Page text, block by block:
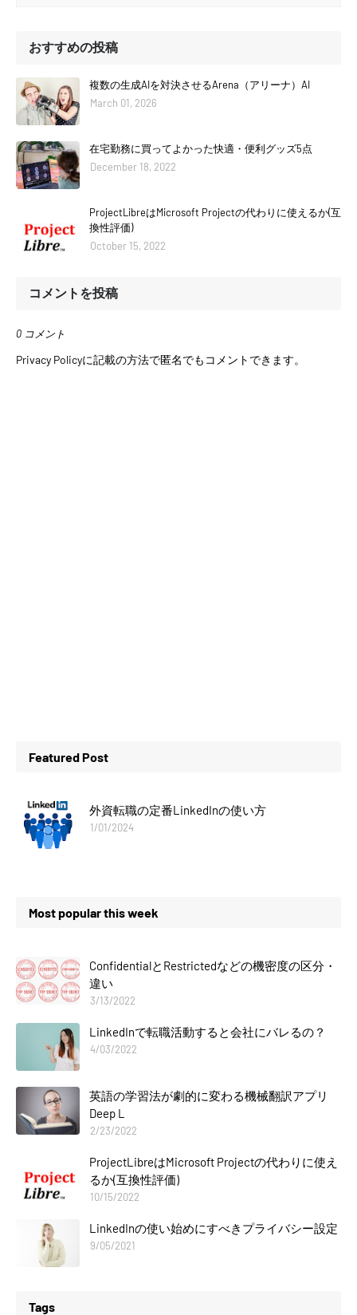
おすすめの投稿
複数の生成AIを対決させるArena（アリーナ）AI
March 01, 2026
在宅勤務に買ってよかった快適・便利グッズ5点
December 18, 2022
ProjectLibreはMicrosoft Projectの代わりに使えるか(互
換性評価)
October 15, 2022
コメントを投稿
0 コメント
Privacy Policyに記載の方法で匿名でもコメントできます。
Featured Post
外資転職の定番LinkedInの使い方
1/01/2024
Most popular this week
ConfidentialとRestrictedなどの機密度の区分・
違い
3/13/2022
LinkedInで転職活動すると会社にバレるの？
4/03/2022
英語の学習法が劇的に変わる機械翻訳アプリ
Deep L
2/23/2022
ProjectLibreはMicrosoft Projectの代わりに使え
るか(互換性評価)
10/15/2022
LinkedInの使い始めにすべきプライバシー設定
9/05/2021
Tags